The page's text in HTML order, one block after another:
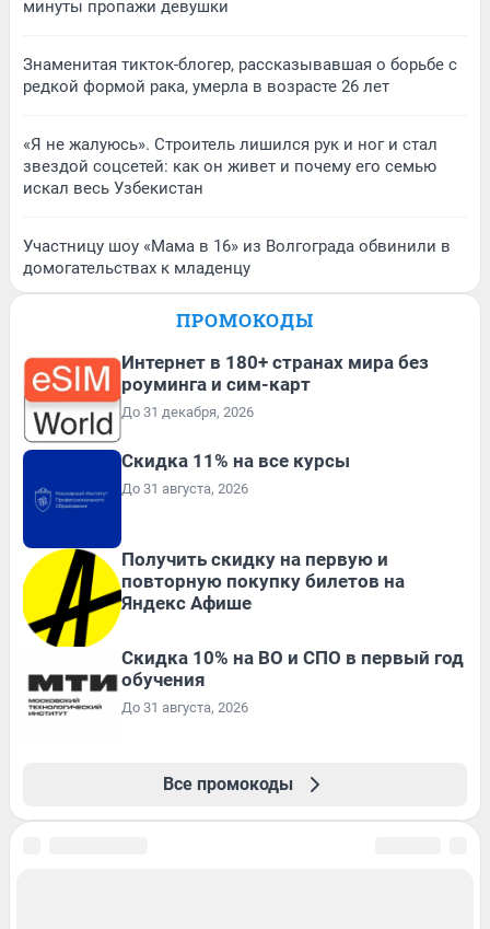
минуты пропажи девушки
Знаменитая тикток-блогер, рассказывавшая о борьбе с
редкой формой рака, умерла в возрасте 26 лет
«Я не жалуюсь». Строитель лишился рук и ног и стал
звездой соцсетей: как он живет и почему его семью
искал весь Узбекистан
Участницу шоу «Мама в 16» из Волгограда обвинили в
домогательствах к младенцу
ПРОМОКОДЫ
Интернет в 180+ странах мира без
роуминга и сим-карт
До 31 декабря, 2026
Скидка 11% на все курсы
До 31 августа, 2026
Получить скидку на первую и
повторную покупку билетов на
Яндекс Афише
Скидка 10% на ВО и СПО в первый год
обучения
До 31 августа, 2026
Все промокоды